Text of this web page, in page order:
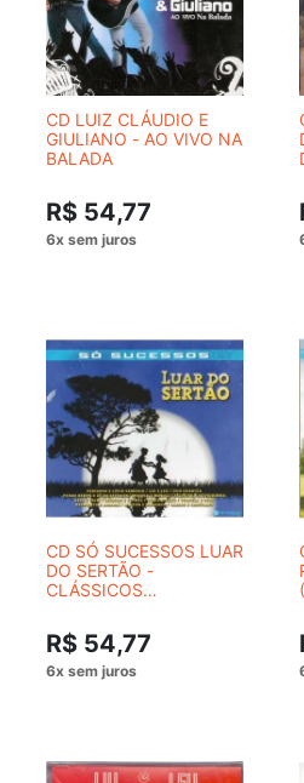
CD LUIZ CLÁUDIO E
GIULIANO - AO VIVO NA
BALADA
R$ 54,77
CD SÓ SUCESSOS LUAR
DO SERTÃO -
CLÁSSICOS
R$ 54,77